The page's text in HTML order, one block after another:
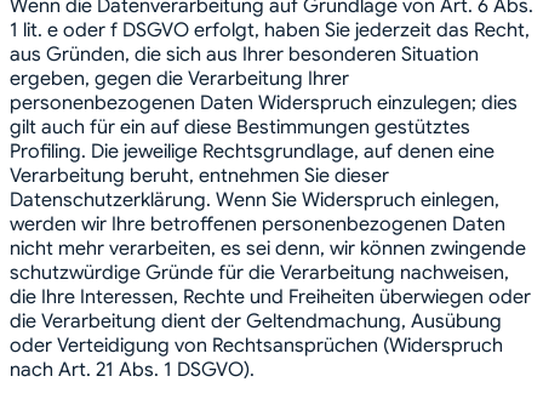
Wenn die Datenverarbeitung auf Grundlage von Art. 6 Abs.
1 lit. e oder f DSGVO erfolgt, haben Sie jederzeit das Recht,
aus Gründen, die sich aus Ihrer besonderen Situation
ergeben, gegen die Verarbeitung Ihrer
personenbezogenen Daten Widerspruch einzulegen; dies
gilt auch für ein auf diese Bestimmungen gestütztes
Profiling. Die jeweilige Rechtsgrundlage, auf denen eine
Verarbeitung beruht, entnehmen Sie dieser
Datenschutzerklärung. Wenn Sie Widerspruch einlegen,
werden wir Ihre betroffenen personenbezogenen Daten
nicht mehr verarbeiten, es sei denn, wir können zwingende
schutzwürdige Gründe für die Verarbeitung nachweisen,
die Ihre Interessen, Rechte und Freiheiten überwiegen oder
die Verarbeitung dient der Geltendmachung, Ausübung
oder Verteidigung von Rechtsansprüchen (Widerspruch
nach Art. 21 Abs. 1 DSGVO).